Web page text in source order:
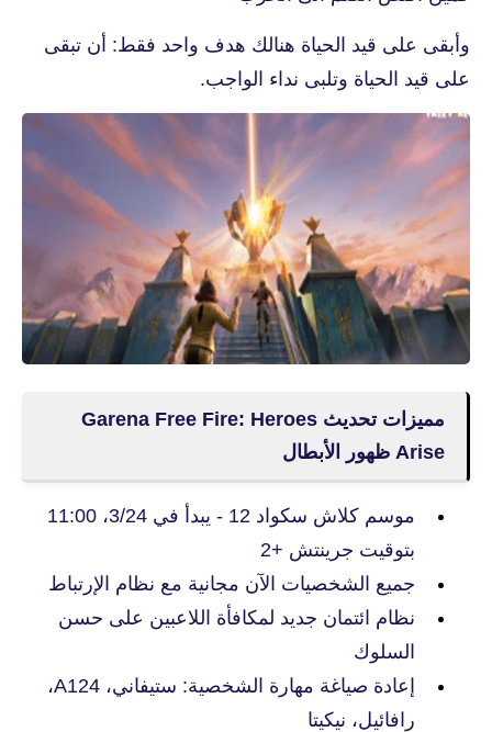
وأبقى على قيد الحياة هنالك هدف واحد فقط: أن تبقى
على قيد الحياة وتلبى نداء الواجب.
مميزات تحديث Garena Free Fire: Heroes
Arise ظهور الأبطال
موسم كلاش سكواد 12 - يبدأ في 3/24، 11:00
بتوقيت جرينتش +2
جميع الشخصيات الآن مجانية مع نظام الإرتباط
نظام ائتمان جديد لمكافأة اللاعبين على حسن
السلوك
إعادة صياغة مهارة الشخصية: ستيفاني، A124،
رافائيل، نيكيتا